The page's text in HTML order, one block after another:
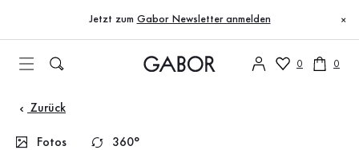
Zum Inhaltsverzeichnis
Zur Hauptnavigation
Jetzt zum Gabor Newsletter anmelden ×
0 0
Zurück
Fotos 360°